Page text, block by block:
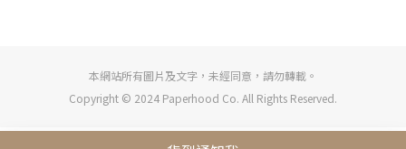
本網站所有圖片及文字，未經同意，請勿轉載。
Copyright © 2024 Paperhood Co. All Rights Reserved.